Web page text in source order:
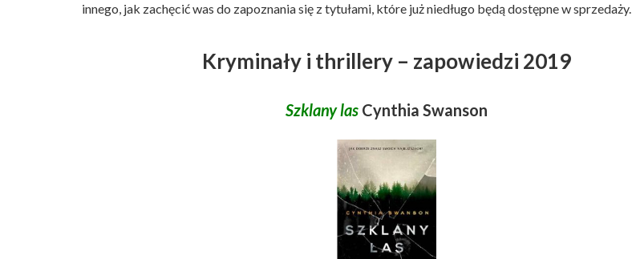
innego, jak zachęcić was do zapoznania się z tytułami, które już niedługo będą dostępne w sprzedaży.
Kryminały i thrillery – zapowiedzi 2019
Szklany las Cynthia Swanson